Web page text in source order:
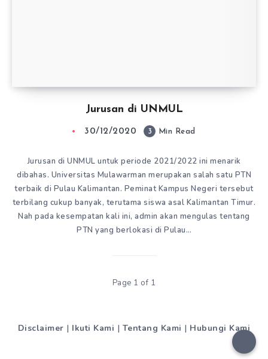
Jurusan di UNMUL
30/12/2020 3 Min Read
Jurusan di UNMUL untuk periode 2021/2022 ini menarik
dibahas. Universitas Mulawarman merupakan salah satu PTN
terbaik di Pulau Kalimantan. Peminat Kampus Negeri tersebut
terbilang cukup banyak, terutama siswa asal Kalimantan Timur.
Nah pada kesempatan kali ini, admin akan mengulas tentang
PTN yang berlokasi di Pulau…
Page 1 of 1
Disclaimer | Ikuti Kami | Tentang Kami | Hubungi Kami